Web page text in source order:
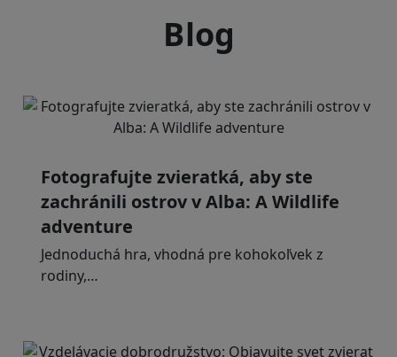
Blog
Fotografujte zvieratká, aby ste
zachránili ostrov v Alba: A Wildlife
adventure
Jednoduchá hra, vhodná pre kohokoľvek z
rodiny,…